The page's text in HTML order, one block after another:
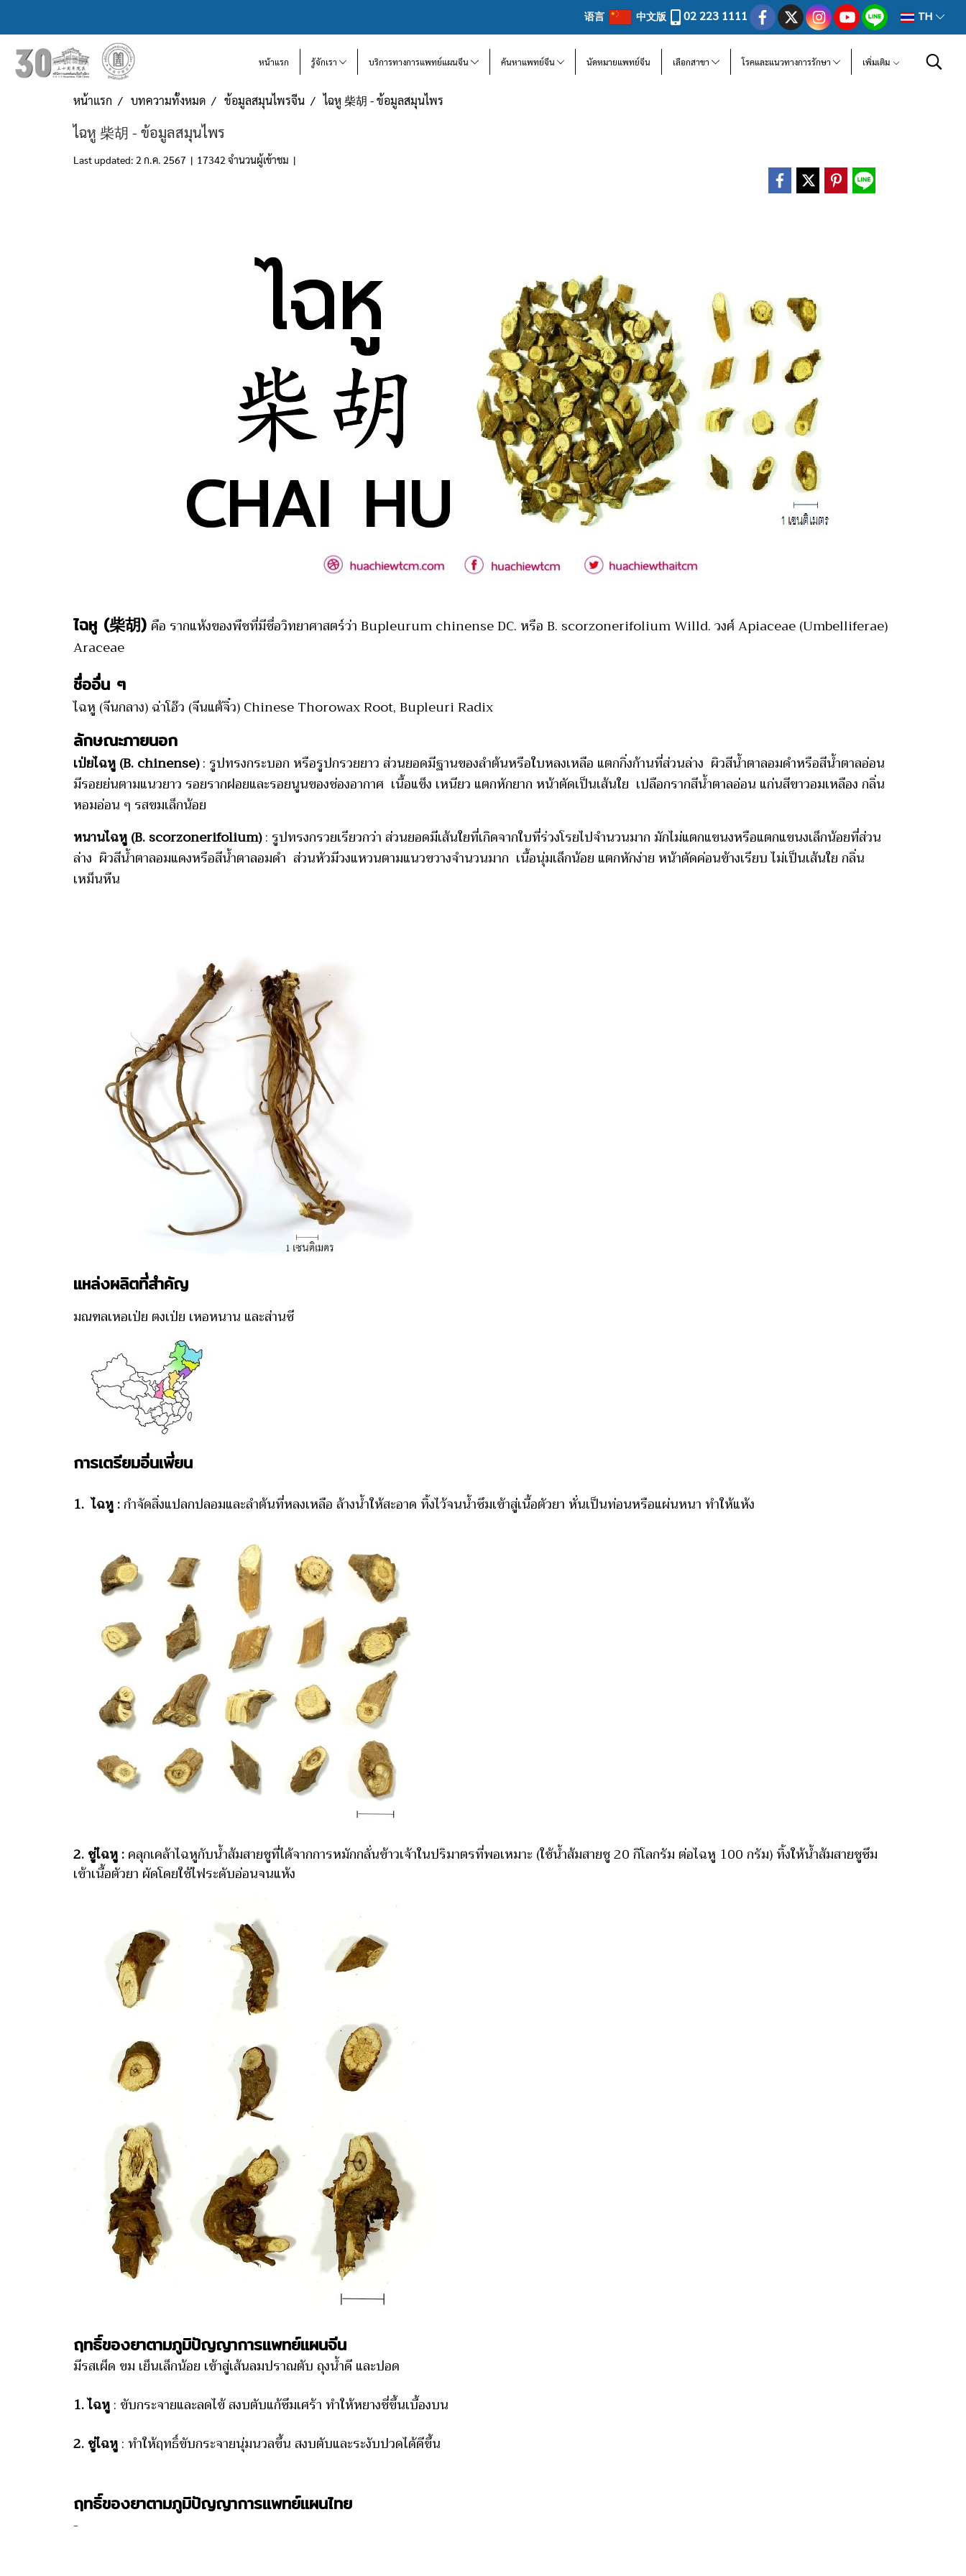
语言 中文版 02 223 1111 TH
หน้าแรก รู้จักเรา บริการทางการแพทย์แผนจีน ค้นหาแพทย์จีน นัดหมายแพทย์จีน เลือกสาขา โรคและแนวทางการรักษา เพิ่มเติม
หน้าแรก บทความทั้งหมด ข้อมูลสมุนไพรจีน ไฉหู 柴胡 - ข้อมูลสมุนไพร
ไฉหู 柴胡 - ข้อมูลสมุนไพร
Last updated: 2 ก.ค. 2567 | 17342 จำนวนผู้เข้าชม |
ไฉหู (柴胡) คือ รากแห้งของพืชที่มีชื่อวิทยาศาสตร์ว่า Bupleurum chinense DC. หรือ B. scorzonerifolium Willd. วงศ์ Apiaceae (Umbelliferae)
Araceae
ชื่ออื่น ๆ
ไฉหู (จีนกลาง) ฉ่าโอ๊ว (จีนแต้จิ๋ว) Chinese Thorowax Root, Bupleuri Radix
ลักษณะภายนอก
เป่ยไฉหู (B. chinense): รูปทรงกระบอก หรือรูปกรวยยาว ส่วนยอดมีฐานของลำต้นหรือใบหลงเหลือ แตกกิ่งก้านที่ส่วนล่าง ผิวสีน้ำตาลอมดำหรือสีน้ำตาลอ่อน
มีรอยย่นตามแนวยาว รอยรากฝอยและรอยนูนของช่องอากาศ เนื้อแข็ง เหนียว แตกหักยาก หน้าตัดเป็นเส้นใย เปลือกรากสีน้ำตาลอ่อน แก่นสีขาวอมเหลือง กลิ่น
หอมอ่อน ๆ รสขมเล็กน้อย
หนานไฉหู (B. scorzonerifolium): รูปทรงกรวยเรียวกว่า ส่วนยอดมีเส้นใยที่เกิดจากใบที่ร่วงโรยไปจำนวนมาก มักไม่แตกแขนงหรือแตกแขนงเล็กน้อยที่ส่วน
ล่าง ผิวสีน้ำตาลอมแดงหรือสีน้ำตาลอมดำ ส่วนหัวมีวงแหวนตามแนวขวางจำนวนมาก เนื้อนุ่มเล็กน้อย แตกหักง่าย หน้าตัดค่อนข้างเรียบ ไม่เป็นเส้นใย กลิ่น
เหม็นหืน
แหล่งผลิตที่สำคัญ
มณฑลเหอเป่ย ตงเป่ย เหอหนาน และส่านซี
การเตรียมอิ่นเพี่ยน
1. ไฉหู :กำจัดสิ่งแปลกปลอมและลำต้นที่หลงเหลือ ล้างน้ำให้สะอาด ทิ้งไว้จนน้ำซึมเข้าสู่เนื้อตัวยา หั่นเป็นท่อนหรือแผ่นหนา ทำให้แห้ง
2. ชู่ไฉหู :คลุกเคล้าไฉหูกับน้ำส้มสายชูที่ได้จากการหมักกลั่นข้าวเจ้าในปริมาตรที่พอเหมาะ (ใช้น้ำส้มสายชู 20 กิโลกรัม ต่อไฉหู 100 กรัม) ทิ้งให้น้ำส้มสายชูซึม
เข้าเนื้อตัวยา ผัดโดยใช้ไฟระดับอ่อนจนแห้ง
ฤทธิ์ของยาตามภูมิปัญญาการแพทย์แผนจีน
มีรสเผ็ด ขม เย็นเล็กน้อย เข้าสู่เส้นลมปราณตับ ถุงน้ำดี และปอด
1. ไฉหู: ขับกระจายและลดไข้ สงบตับแก้ซึมเศร้า ทำให้หยางชี่ขึ้นเบื้องบน
2. ชู่ไฉหู: ทำให้ฤทธิ์ขับกระจายนุ่มนวลขึ้น สงบตับและระงับปวดได้ดีขึ้น
ฤทธิ์ของยาตามภูมิปัญญาการแพทย์แผนไทย
-